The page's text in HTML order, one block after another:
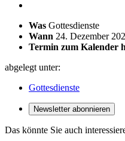
Was Gottesdienste
Wann 24. Dezember
Termin zum Kalender
abgelegt unter:
Gottesdienste
Newsletter abonnieren
Das könnte Sie auch